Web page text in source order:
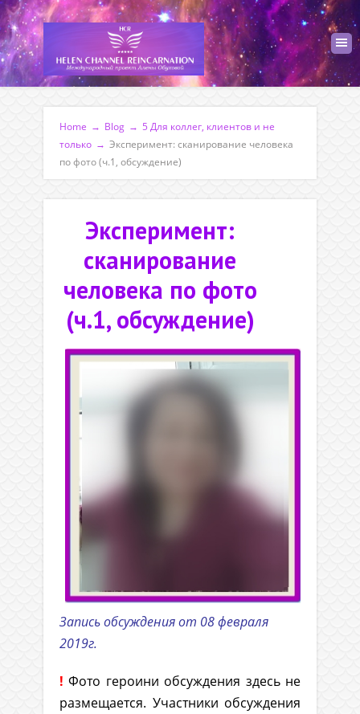
Home → Blog → 5 Для коллег, клиентов и не
только → Эксперимент: сканирование человека
по фото (ч.1, обсуждение)
Эксперимент:
сканирование
человека по фото
(ч.1, обсуждение)
Запись обсуждения от 08 февраля
2019г.
! Фото героини обсуждения здесь не
размещается. Участники обсуждения